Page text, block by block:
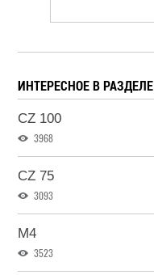
ИНТЕРЕСНОЕ В РАЗДЕЛЕ
CZ 100
3968
CZ 75
3093
M4
3523